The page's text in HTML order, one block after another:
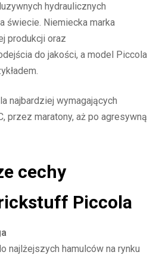
hydraulicznych
świecie. Niemiecka marka
produkcji oraz
do jakości, a model Piccola
najbardziej wymagających
przez maratony, aż po agresywną
cechy
Piccola
najlżejszych hamulców na rynku